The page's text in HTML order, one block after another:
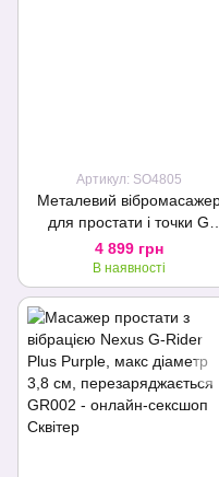
Артикул: SO4805
Металевий
для простати і точки G
Nexus Fortis
4 899 грн
В наявності